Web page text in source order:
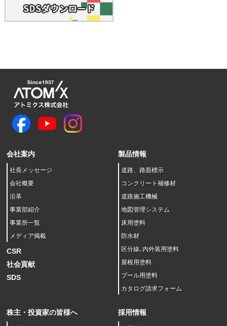
会社案内
社長メッセージ
会社概要
沿革
事業部紹介
事業所一覧
メディア掲載
CSR
社会貢献
SDS
製品情報
道路、路面標示
コンクリート補修材
道路施工機械
地図管理システム
床用塗料
防水材
区分線､内外装用塗料
屋根用塗料
プール用塗料
カタログ請求フォーム
株主・投資家の皆様へ 採用情報